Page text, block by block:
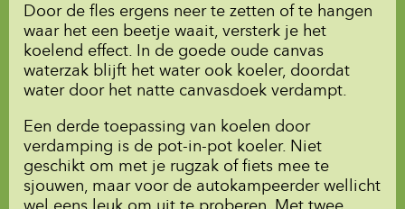
Door de fles ergens neer te zetten of te hangen
waar het een beetje waait, versterk je het
koelend effect. In de goede oude canvas
waterzak blijft het water ook koeler, doordat
water door het natte canvasdoek verdampt.
Een derde toepassing van koelen door
verdamping is de pot-in-pot koeler. Niet
geschikt om met je rugzak of fiets mee te
sjouwen, maar voor de autokampeerder wellicht